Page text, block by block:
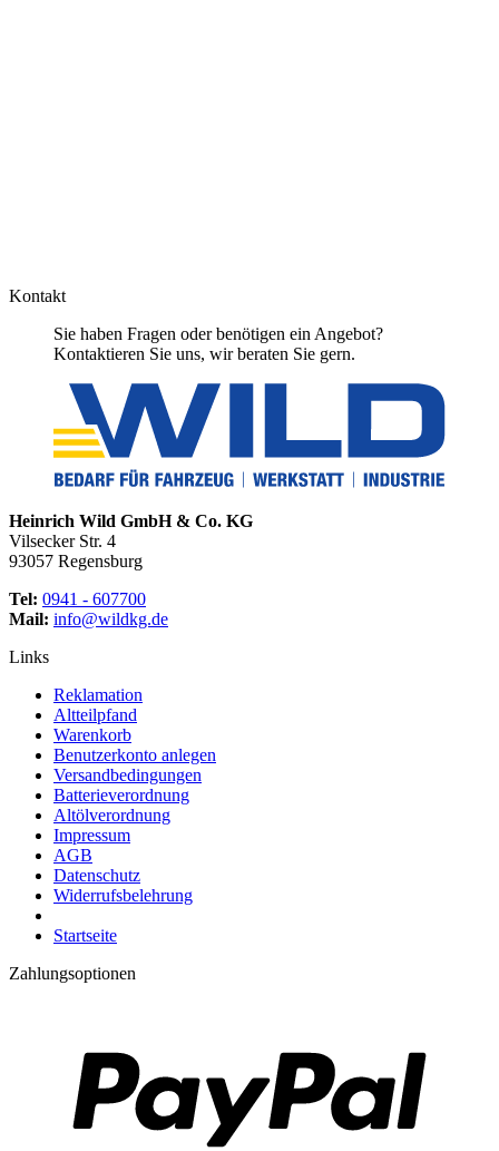
Kontakt
Sie haben Fragen oder benötigen ein Angebot?
Kontaktieren Sie uns, wir beraten Sie gern.
Heinrich Wild GmbH & Co. KG
Vilsecker Str. 4
93057 Regensburg
Tel: 0941 - 607700
Mail: info@wildkg.de
Links
Reklamation
Altteilpfand
Warenkorb
Benutzerkonto anlegen
Versandbedingungen
Batterieverordnung
Altölverordnung
Impressum
AGB
Datenschutz
Widerrufsbelehrung
Startseite
Zahlungsoptionen